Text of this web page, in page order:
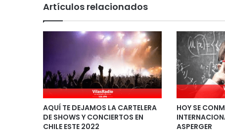
Artículos relacionados
AQUÍ TE DEJAMOS LA CARTELERA
DE SHOWS Y CONCIERTOS EN
CHILE ESTE 2022
HOY SE
ASPERGER